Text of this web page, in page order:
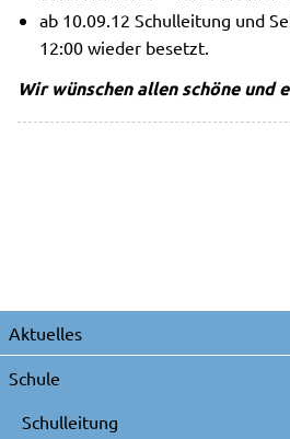
ab 10.09.12 Schulleitung und
12:00 wieder besetzt.
Wir wünschen allen schöne und
Navigation
überspringen
Aktuelles
Schule
Schulleitung